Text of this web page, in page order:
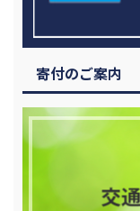
寄付のご案内